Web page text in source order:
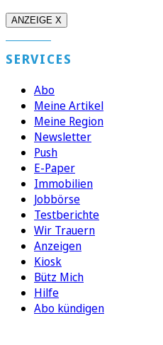
ANZEIGE X
SERVICES
Abo
Meine Artikel
Meine Region
Newsletter
Push
E-Paper
Immobilien
Jobbörse
Testberichte
Wir Trauern
Anzeigen
Kiosk
Bütz Mich
Hilfe
Abo kündigen